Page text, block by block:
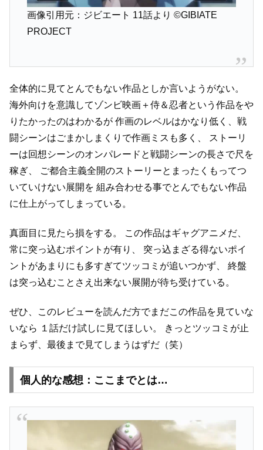
画像引用元：ジビエート 11話より ©GIBIATE
PROJECT
全体的に見てとんでもない作品としか言いようがない。
海外向けを意識してゾンビ映画＋侍＆忍者という作品をや
りたかったのはわかるが 作画のレベルはかなり低く、戦
闘シーンはごまかしまくりで作画ミスも多く、
ストーリ
ーは回想シーンのオンパレードと戦闘シーンの長さで尺を
稼ぎ、
ご都合主義全開のストーリーとまったくもってつ
いていけない展開を 組み合わせる事でとんでもない作品
に仕上がってしまっている。
真面目に見たら損をする。
この作品はギャグアニメだ、
常に突っ込むポイントが有り、
突っ込まざる得ないポイ
ントがあまりにも多すぎてツッコミが追いつかず、
終盤
は突っ込むことさえ出来ない展開が待ち受けている。
ぜひ、このレビューを読んだ方でまだこの作品を見ていな
いなら １話だけ試しに見てほしい。
きっとツッコミが止
まらず、最後まで見てしまうはずだ（笑）
個人的な感想：ここまでとは…